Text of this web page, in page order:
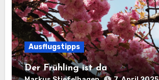
Ausflugstipps
Der Frühling ist da